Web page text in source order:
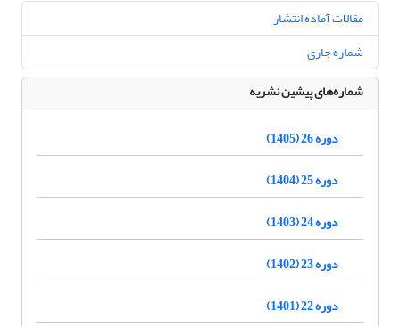
مقالات آماده انتشار
شماره جاری
شماره‌های پیشین نشریه
دوره 26 (1405)
دوره 25 (1404)
دوره 24 (1403)
دوره 23 (1402)
دوره 22 (1401)